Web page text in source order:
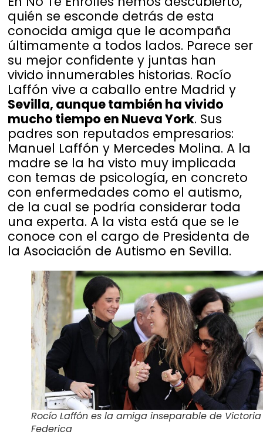
quién se esconde detrás de esta
conocida amiga que le acompaña
últimamente a todos lados. Parece ser
su mejor confidente y juntas han
vivido innumerables historias. Rocío
Laffón vive a caballo entre Madrid y
Sevilla, aunque también ha vivido
mucho tiempo en Nueva York. Sus
padres son reputados empresarios:
Manuel Laffón y Mercedes Molina. A la
madre se la ha visto muy implicada
con temas de psicología, en concreto
con enfermedades como el autismo,
de la cual se podría considerar toda
una experta. A la vista está que se le
conoce con el cargo de Presidenta de
la Asociación de Autismo en Sevilla.
Rocío Laffón es la amiga inseparable de Victoria
Federica